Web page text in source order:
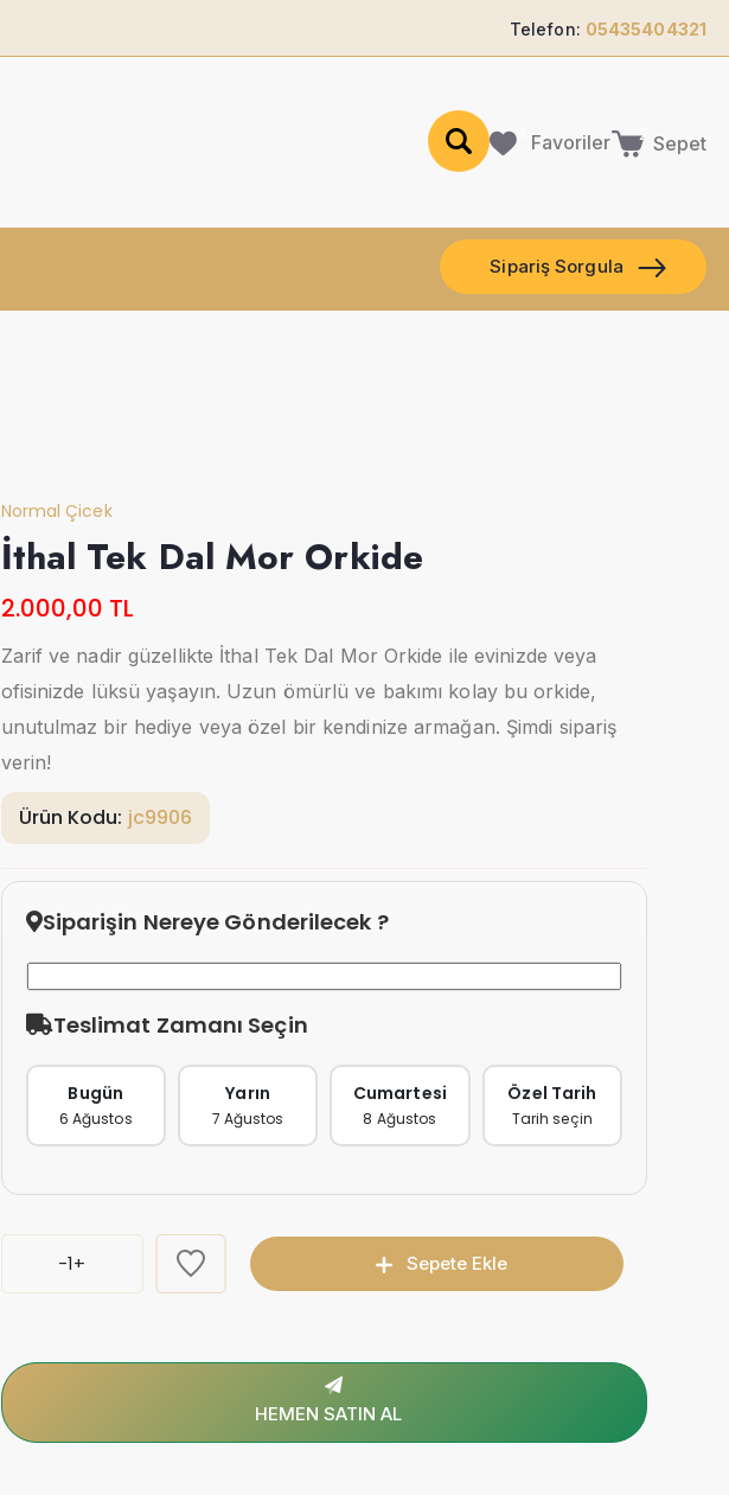
Telefon: 05435404321
Favoriler Sepet
Sipariş Sorgula
Normal Çicek
İthal Tek Dal Mor Orkide
2.000,00 TL
Zarif ve nadir güzellikte İthal Tek Dal Mor Orkide ile evinizde veya
ofisinizde lüksü yaşayın. Uzun ömürlü ve bakımı kolay bu orkide,
unutulmaz bir hediye veya özel bir kendinize armağan. Şimdi sipariş
verin!
Ürün Kodu: jc9906
Siparişin Nereye Gönderilecek ?
Teslimat Zamanı Seçin
Bugün
6 Ağustos
Yarın
7 Ağustos
Cumartesi
8 Ağustos
Özel Tarih
Tarih seçin
-1+ Sepete Ekle
HEMEN SATIN AL